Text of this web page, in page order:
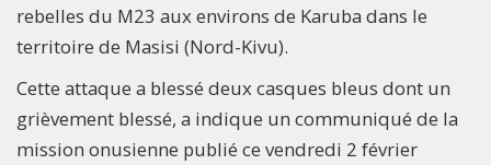
rebelles du M23 aux environs de Karuba dans le
territoire de Masisi (Nord-Kivu).
Cette attaque a blessé deux casques bleus dont un
grièvement blessé, a indique un communiqué de la
mission onusienne publié ce vendredi 2 février